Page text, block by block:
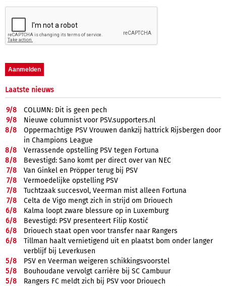
Laatste nieuws
9/8
COLUMN: Dit is geen pech
9/8
Nieuwe columnist voor PSV.supporters.nl
8/8
Oppermachtige PSV Vrouwen dankzij hattrick Rijsbergen door
in Champions League
8/8
Verrassende opstelling PSV tegen Fortuna
8/8
Bevestigd: Sano komt per direct over van NEC
7/8
Van Ginkel en Pröpper terug bij PSV
7/8
Vermoedelijke opstelling PSV
7/8
Tuchtzaak succesvol, Veerman mist alleen Fortuna
7/8
Celta de Vigo mengt zich in strijd om Driouech
6/8
Kalma loopt zware blessure op in Luxemburg
6/8
Bevestigd: PSV presenteert Filip Kostić
6/8
Driouech staat open voor transfer naar Rangers
6/8
Tillman haalt vernietigend uit en plaatst bom onder langer
verblijf bij Leverkusen
5/8
PSV en Veerman weigeren schikkingsvoorstel
5/8
Bouhoudane vervolgt carrière bij SC Cambuur
5/8
Rangers FC meldt zich bij PSV voor Driouech